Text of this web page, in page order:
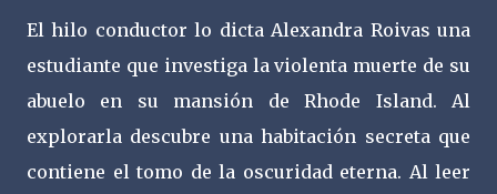
El hilo conductor lo dicta Alexandra Roivas una
estudiante que investiga la violenta muerte de su
abuelo en su mansión de Rhode Island. Al
explorarla descubre una habitación secreta que
contiene el tomo de la oscuridad eterna. Al leer